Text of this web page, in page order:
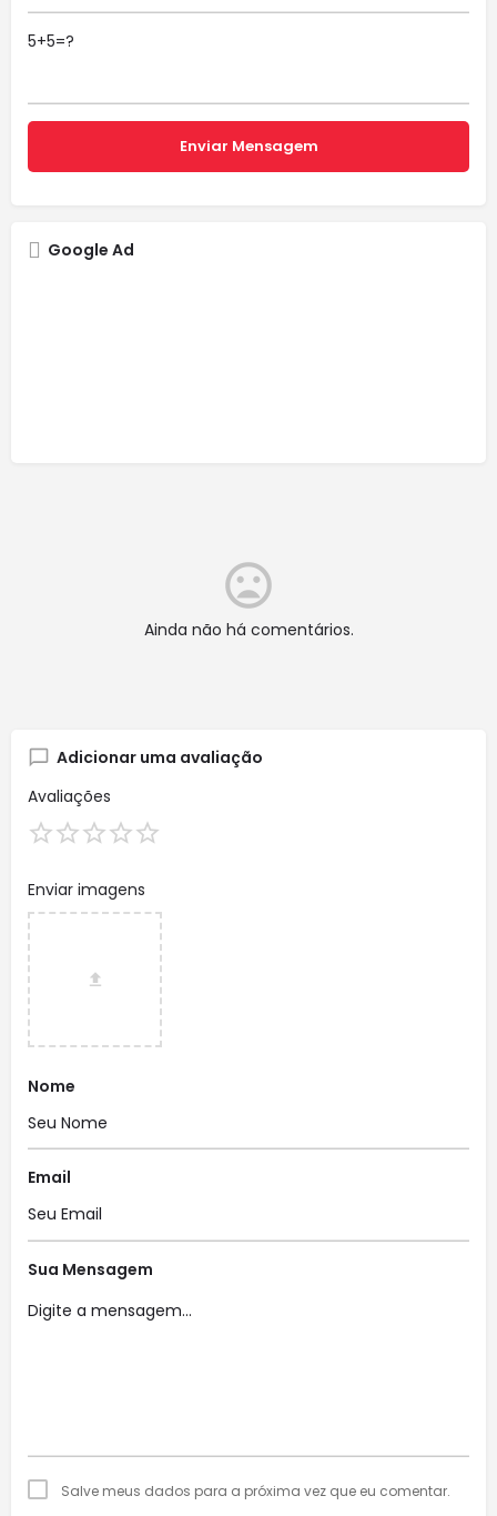
5+5=?
Google Ad
Ainda não há comentários.
Adicionar uma avaliação
Avaliações
Enviar imagens
Nome
Email
Sua Mensagem
Salve meus dados para a próxima vez que eu comentar.